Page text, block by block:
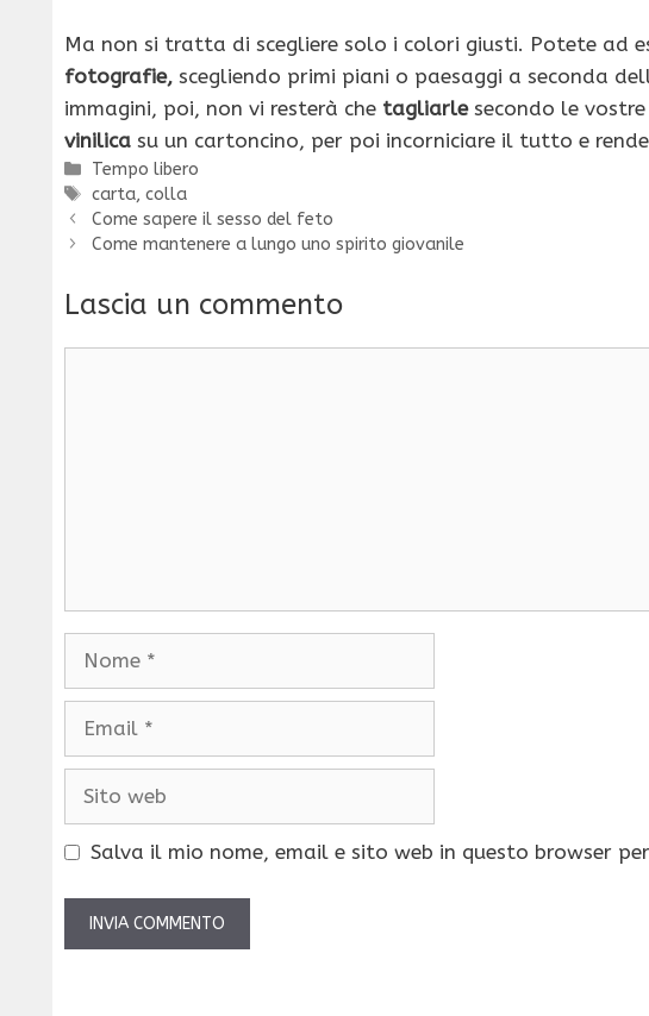
Ma non si tratta di scegliere solo i colori giusti. Potete ad
fotografie, scegliendo primi piani o paesaggi a seconda
immagini, poi, non vi resterà che tagliarlesecondo le
vinilica su un cartoncino, per poi incorniciare il tutto e
Categorie
Tempo libero
Tag
carta,colla
Come sapere il sesso del feto
Come mantenere a lungo uno spirito giovanile
Lascia un commento
Salva il mio nome, email e sito web in questo browser